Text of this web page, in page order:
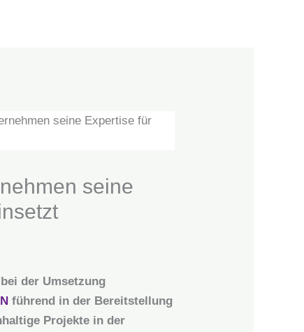
seine
der Umsetzung
führend in der Bereitstellung
Projekte in der